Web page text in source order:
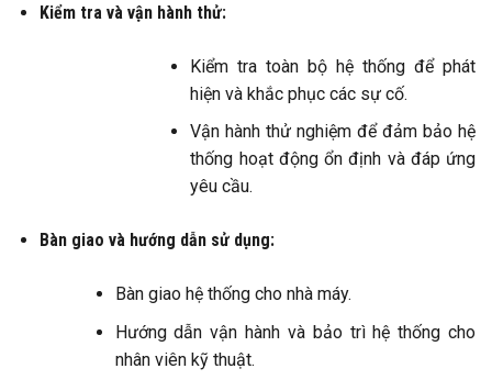
Kiểm tra và vận hành thử:
Kiểm tra toàn bộ hệ thống để phát
hiện và khắc phục các sự cố.​
Vận hành thử nghiệm để đảm bảo hệ
thống hoạt động ổn định và đáp ứng
yêu cầu.​
Bàn giao và hướng dẫn sử dụng:
Bàn giao hệ thống cho nhà máy.​
Hướng dẫn vận hành và bảo trì hệ thống cho
nhân viên kỹ thuật.​